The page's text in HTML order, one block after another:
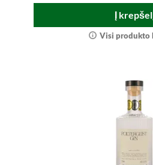
Į
Visi produkto